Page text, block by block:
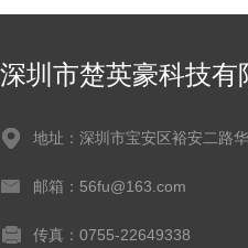
深圳市楚英豪科技有
地址：深圳市宝安区裕安二路
邮箱：56fu@163.com
传真：0755-22649338